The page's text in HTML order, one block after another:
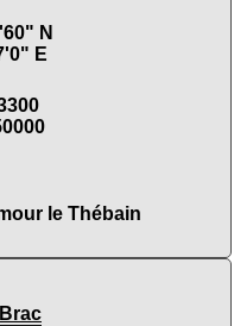
N
E
le Thébain